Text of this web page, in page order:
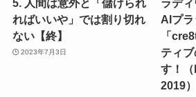
5. 人間は意外と「儲けられ
ればいいや」では割り切れ
ない【終】
2023年7月3日
ラディ
AIプ
「
ティ
す！
2019